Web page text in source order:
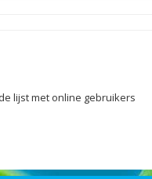
lijst met online gebruikers